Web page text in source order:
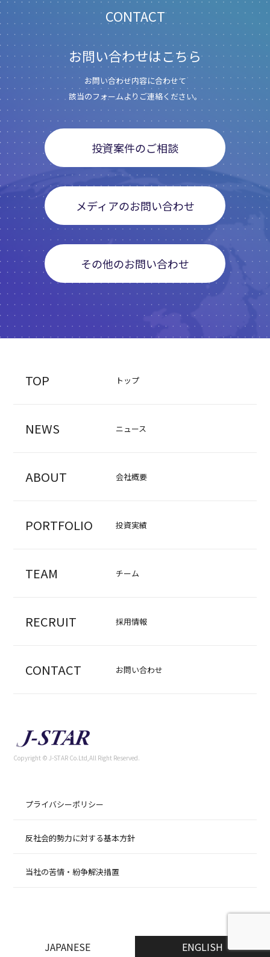
CONTACT
お問い合わせはこちら
お問い合わせ内容に合わせて
該当のフォームよりご連絡ください。
投資案件のご相談
メディアのお問い合わせ
その他のお問い合わせ
TOP トップ
NEWS ニュース
ABOUT 会社概要
PORTFOLIO 投資実績
TEAM チーム
RECRUIT 採用情報
CONTACT お問い合わせ
Copyright © J-STAR Co.Ltd,All Right Reserved.
プライバシーポリシー
反社会的勢力に対する基本方針
当社の苦情・紛争解決措置
JAPANESE ENGLISH